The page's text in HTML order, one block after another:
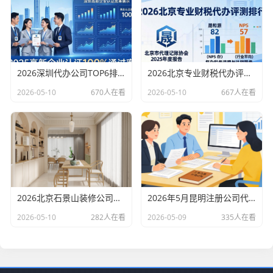
2026深圳代办公司TOP6排行：哪家注册财税口碑最好？
2026-05-10 670人在看
2026北京专业财税代办评测排行，十大机构推荐
2026-05-10 667人在看
2026北京石景山装修公司口碑排行：老房改造二手房翻新优选评测
2026-05-10 282人在看
2026年5月昆明注册公司代办机构口碑排行，十大财税代理记账机构优选指南
2026-05-09 335人在看